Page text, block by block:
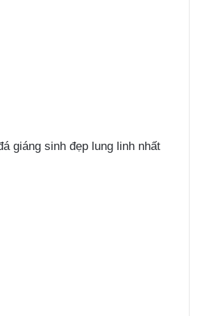
giáng sinh đẹp lung linh nhất